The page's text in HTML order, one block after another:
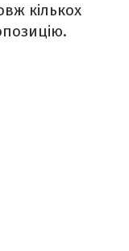
кількох